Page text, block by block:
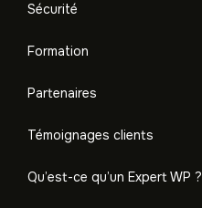
Sécurité
Formation
Partenaires
Témoignages clients
Qu’est-ce qu’un Expert WP ?